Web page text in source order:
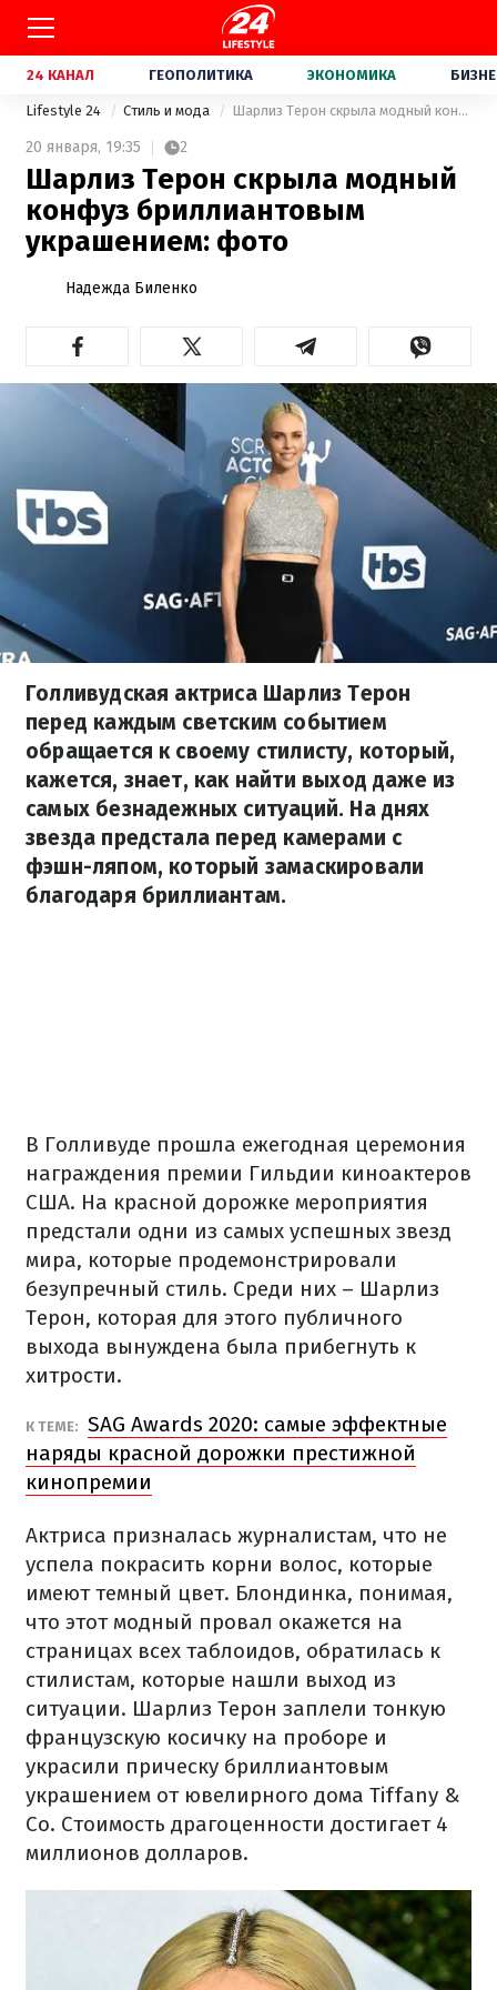
24 КАНАЛ ГЕОПОЛИТИКА ЭКОНОМИКА
Lifestyle 24 Стиль и мода Шарлиз Терон скрыла модный конфуз бриллиантовым украшением: фото
20 января, 19:35 2
Шарлиз Терон скрыла модный
конфуз бриллиантовым
украшением: фото
Надежда Биленко
Голливудская актриса Шарлиз Терон
перед каждым светским событием
обращается к своему стилисту, который,
кажется, знает, как найти выход даже из
самых безнадежных ситуаций. На днях
звезда предстала перед камерами с
фэшн-ляпом, который замаскировали
благодаря бриллиантам.
В Голливуде прошла ежегодная церемония
награждения премии Гильдии киноактеров
США. На красной дорожке мероприятия
предстали одни из самых успешных звезд
мира, которые продемонстрировали
безупречный стиль. Среди них – Шарлиз
Терон, которая для этого публичного
выхода вынуждена была прибегнуть к
хитрости.
К ТЕМЕ: SAG Awards 2020: самые эффектные
наряды красной дорожки престижной
кинопремии
Актриса призналась журналистам, что не
успела покрасить корни волос, которые
имеют темный цвет. Блондинка, понимая,
что этот модный провал окажется на
страницах всех таблоидов, обратилась к
стилистам, которые нашли выход из
ситуации. Шарлиз Терон заплели тонкую
французскую косичку на проборе и
украсили прическу бриллиантовым
украшением от ювелирного дома Tiffany &
Co. Стоимость драгоценности достигает 4
миллионов долларов.